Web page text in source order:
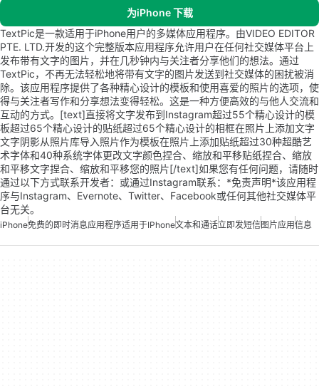
为iPhone 下载
TextPic是一款适用于iPhone用户的多媒体应用程序。由VIDEO EDITOR
PTE. LTD.开发的这个完整版本应用程序允许用户在任何社交媒体平台上
发布带有文字的图片，并在几秒钟内与关注者分享他们的想法。通过
TextPic，不再无法轻松地将带有文字的图片发送到社交媒体的困扰被消
除。该应用程序提供了各种精心设计的模板和使用喜爱的照片的选项，使
得与关注者写作和分享想法变得轻松。这是一种方便高效的与他人交流和
互动的方式。[text]直接将文字发布到Instagram超过55个精心设计的模
板超过65个精心设计的贴纸超过65个精心设计的相框在照片上添加文字
文字阴影从照片库导入照片作为模板在照片上添加贴纸超过30种超酷艺
术字体和40种系统字体更改文字颜色捏合、缩放和平移贴纸捏合、缩放
和平移文字捏合、缩放和平移您的照片[/text]如果您有任何问题，请随时
通过以下方式联系开发者：或通过Instagram联系：*免责声明*该应用程
序与Instagram、Evernote、Twitter、Facebook或任何其他社交媒体平
台无关。
iPhone免费的即时消息应用程序适用于iPhone文本和通话立即发短信图片应用信息